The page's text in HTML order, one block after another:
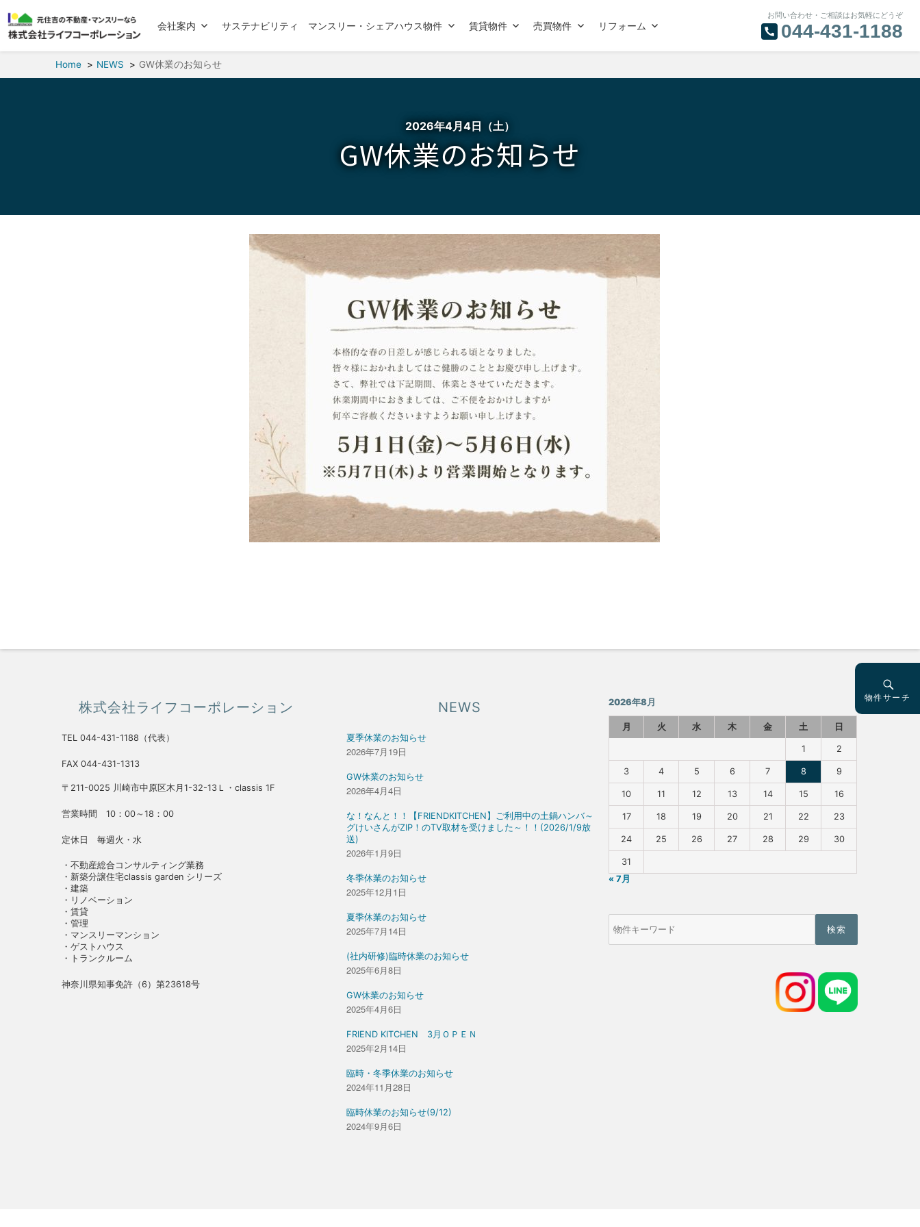
会社案内 サステナビリティ マンスリー・シェアハウス物件 賃貸物件 売買物件 リフォーム
お問い合わせ・ご相談はお気軽にどうぞ
044-431-1188
Home NEWS GW休業のお知らせ
2026年4月4日（土）
GW休業のお知らせ
物件サーチ
株式会社ライフコーポレーション
TEL 044-431-1188（代表）
FAX 044-431-1313
〒211-0025 川崎市中原区木月1-32-13Ｌ・classis 1F
営業時間 10：00～18：00
定休日 毎週火・水
・不動産総合コンサルティング業務
・新築分譲住宅classis garden シリーズ
・建築
・リノベーション
・賃貸
・管理
・マンスリーマンション
・ゲストハウス
・トランクルーム
神奈川県知事免許（6）第23618号
NEWS
夏季休業のお知らせ
2026年7月19日
GW休業のお知らせ
2026年4月4日
な！なんと！！【FRIENDKITCHEN】ご利用中の土鍋ハンバ～
グけいさんがZIP！のTV取材を受けました～！！(2026/1/9放
送)
2026年1月9日
冬季休業のお知らせ
2025年12月1日
夏季休業のお知らせ
2025年7月14日
(社内研修)臨時休業のお知らせ
2025年6月8日
GW休業のお知らせ
2025年4月6日
FRIEND KITCHEN 3月ＯＰＥＮ
2025年2月14日
臨時・冬季休業のお知らせ
2024年11月28日
臨時休業のお知らせ(9/12)
2024年9月6日
2026年8月
月 火 水 木 金 土 日
1 2
3 4 5 6 7 8 9
10 11 12 13 14 15 16
17 18 19 20 21 22 23
24 25 26 27 28 29 30
31
« 7月
物
件